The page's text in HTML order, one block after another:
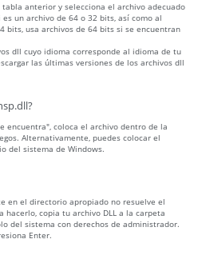
anterior y selecciona el archivo adecuado
un archivo de 64 o 32 bits, así como al
bits, usa archivos de 64 bits si se encuentran
dll cuyo idioma corresponde al idioma de tu
las últimas versiones de los archivos dll
encuentra", coloca el archivo dentro de la
Alternativamente, puedes colocar el
del sistema de Windows.
en el directorio apropiado no resuelve el
copia tu archivo DLL a la carpeta
del sistema con derechos de administrador.
Enter.